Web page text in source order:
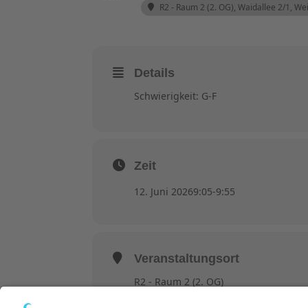
R2 - Raum 2 (2. OG), Waidallee 2/1,
Details
Schwierigkeit: G-F
Zeit
12. Juni 20269:05-9:55
Veranstaltungsort
R2 - Raum 2 (2. OG)